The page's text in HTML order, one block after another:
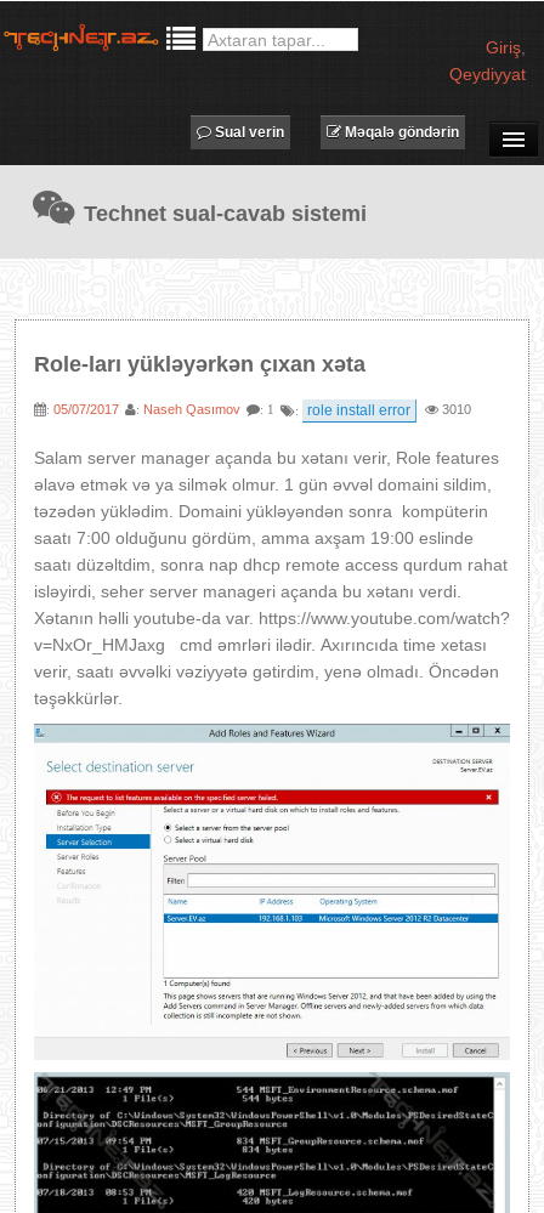
Giriş
Qeydiyyat
TECHNET TV
MƏQALƏLƏR
PROQRAMLAR
AVADANLIQLAR
IT LÜĞƏT
XƏBƏRLƏR
Məqalə göndərin
Sual verin
Technet sual-cavab sistemi
Role-ları yükləyərkən çıxan xəta
: 05/07/2017 : Naseh Qasımov : 1 : role install error 3010
Salam server manager açanda bu xətanı verir, Role features
əlavə etmək və ya silmək olmur. 1 gün əvvəl domaini sildim,
təzədən yüklədim. Domaini yükləyəndən sonra kompüterin
saatı 7:00 olduğunu gördüm, amma axşam 19:00 eslinde
saatı düzəltdim, sonra nap dhcp remote access qurdum rahat
isləyirdi, seher server manageri açanda bu xətanı verdi.
Xətanın həlli youtube-da var. https://www.youtube.com/watch?
v=NxOr_HMJaxg cmd əmrləri ilədir. Axırıncıda time xetası
verir, saatı əvvəlki vəziyyətə gətirdim, yenə olmadı. Öncədən
təşəkkürlər.